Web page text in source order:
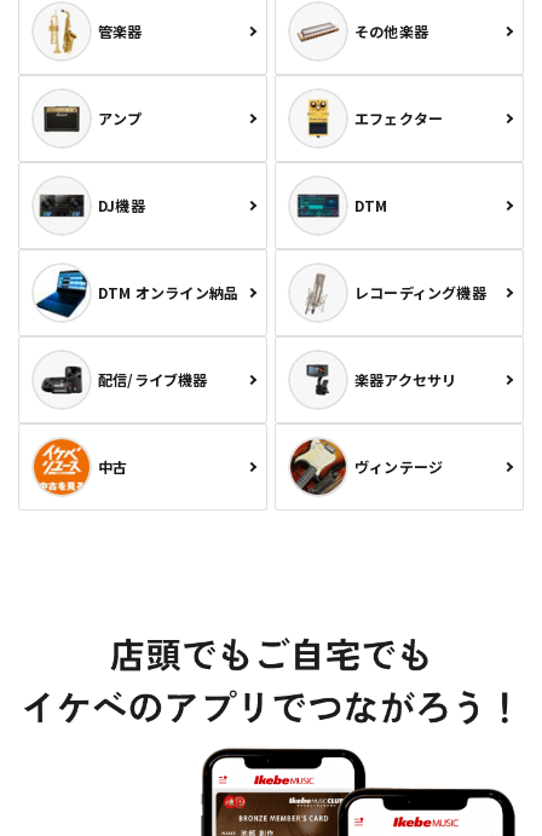
管楽器 その他楽器
アンプ エフェクター
DJ機器 DTM
DTM オンライン納品 レコーディング機器
配信/ライブ機器 楽器アクセサリ
中古 ヴィンテージ